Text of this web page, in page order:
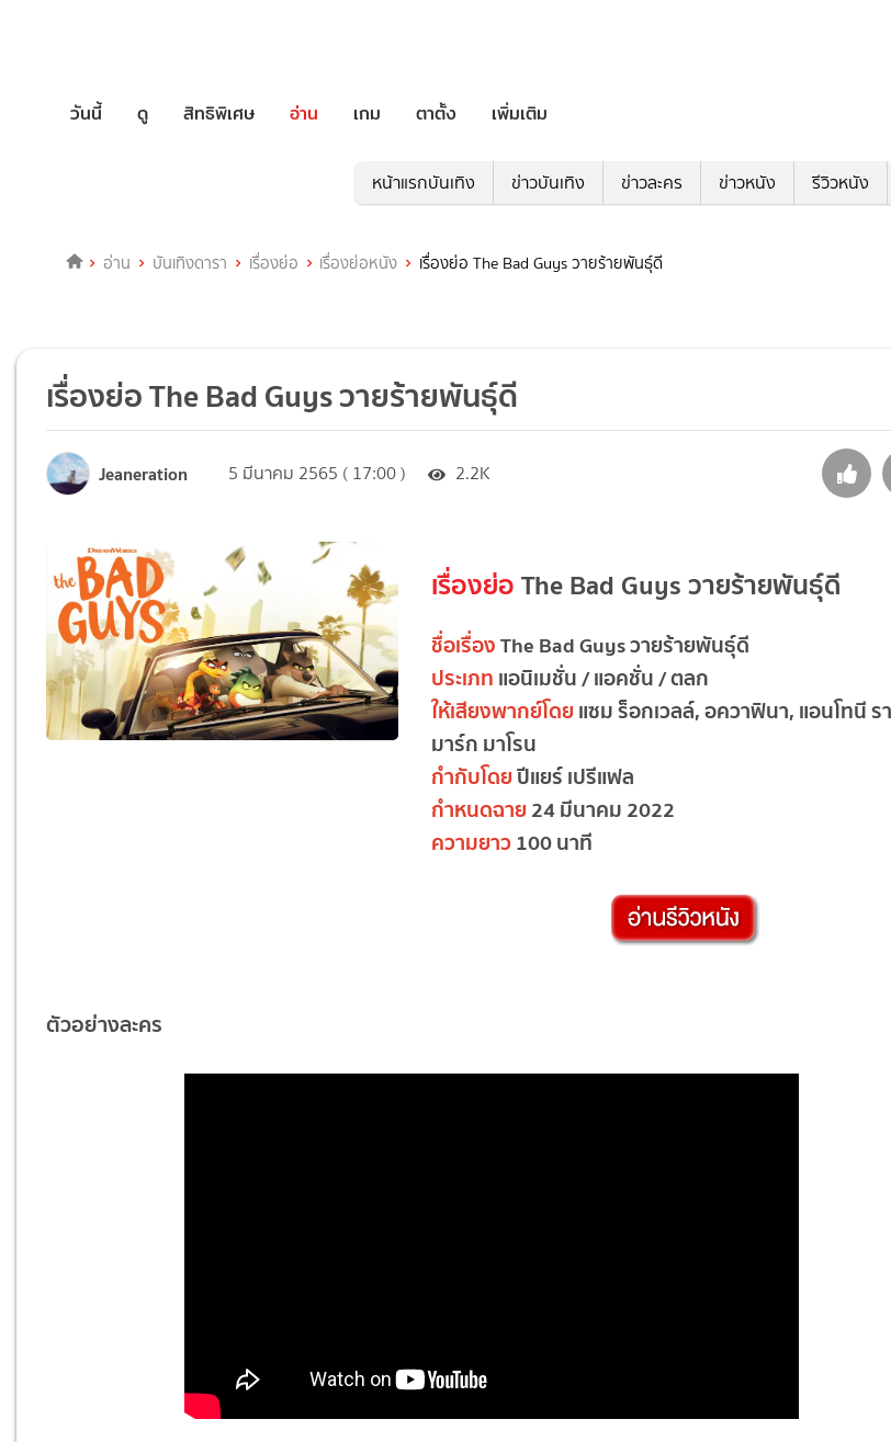
วันนี้ ดู สิทธิพิเศษ อ่าน เกม ตาตั้ง เพิ่มเติม
หน้าแรกบันเทิง ข่าวบันเทิง ข่าวละคร ข่าวหนัง รีวิวหนัง
อ่าน บันเทิงดารา เรื่องย่อ เรื่องย่อหนัง เรื่องย่อ The Bad Guys วายร้ายพันธุ์ดี
เรื่องย่อ The Bad Guys วายร้ายพันธุ์ดี
Jeaneration 5 มีนาคม 2565 ( 17:00 ) 2.2K
เรื่องย่อThe Bad Guys วายร้ายพันธุ์ดี
ชื่อเรื่องThe Bad Guys วายร้ายพันธุ์ดี
ประเภท แอนิเมชั่น / แอคชั่น / ตลก
ให้เสียงพากย์โดย แซม ร็อกเวลล์, อควาฟินา, แอนโทนี ร
มาร์ก มาโรน
กำกับโดยปีแยร์ เปรีแฟล
กำหนดฉาย 24 มีนาคม 2022
ความยาว100 นาที
ตัวอย่างละคร